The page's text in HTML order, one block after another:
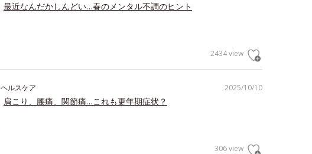
最近なんだかしんどい…春のメンタル不調のヒント
2434 view
2025/10/10
ヘルスケア
肩こり、腰痛、関節痛…これも更年期症状？
306 view